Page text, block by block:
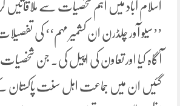
اسلام آباد میں اہم شخصیات سے ملاقاتیں
’’سیو آور چلڈرن ان کشمیر مہم‘‘ کی
آگاہ کیا اور تعاون کی اپیل کی۔ جن
گئیں ان میں جماعت اہل سنت پاکستان